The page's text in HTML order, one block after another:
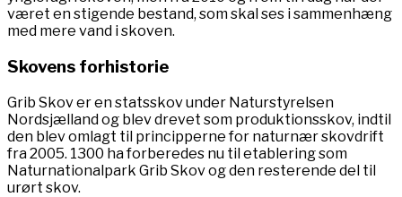
været en stigende bestand, som skal ses i sammenhæng
med mere vand i skoven.
Skovens forhistorie
Grib Skov er en statsskov under Naturstyrelsen
Nordsjælland og blev drevet som produktionsskov, indtil
den blev omlagt til principperne for naturnær skovdrift
fra 2005. 1300 ha forberedes nu til etablering som
Naturnationalpark Grib Skov og den resterende del til
urørt skov.